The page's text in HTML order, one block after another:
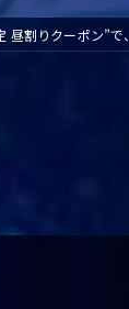
昼割りクーポン”